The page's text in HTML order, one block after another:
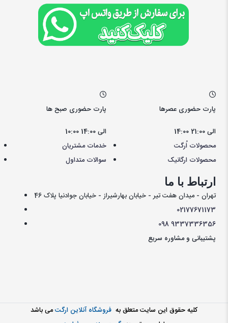
پارت حضوری صبح ها
10:00 الی 14:00
پارت حضوری عصرها
14:00 الی 21:00
خدمات مشتریان
سوالات متداول
محصولات اُرگت
محصولات ارگانیک
ارتباط با ما
تهران - میدان هفت تیر - خیابان بهارشیراز - خیابان جوادنیا پلاک 46
02177671173
0989337336356
پشتیبانی و مشاوره سریع
کليه حقوق اين سايت متعلق به فروشگاه آنلاین ارگتمی باشد